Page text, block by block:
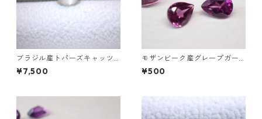
ブラジル産トパーズキャッツ
アイ ラウンドカボションルー
ス 1.6ct 6.4mm*4.3mm
¥7,500
モザンビーク産グレープガー
ネット ペアシェイプカットル
ース 0.2ct前後 4mm*3mm前
¥500